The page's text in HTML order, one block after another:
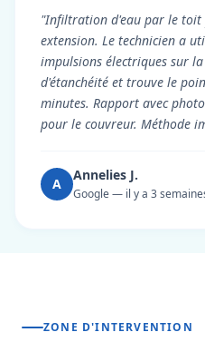
"Infiltration d'eau par le toit
extension. Le technicien a
impulsions électriques sur
d'étanchéité et trouve le
minutes. Rapport avec
pour le couvreur. Méthode
A
Annelies J.
Google — il y a 3
ZONE D'INTERVENTION